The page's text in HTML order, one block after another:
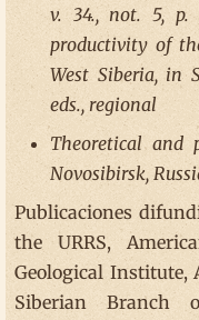
v. 34., not. 5, p.
productivity of
West Siberia, in
eds., regional
Theoretical and
Novosibirsk,
Publicaciones
the URRS,
Geological Institute,
Siberian Branch